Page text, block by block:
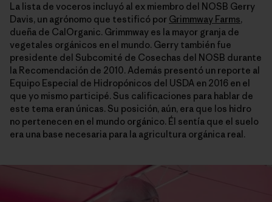
La lista de voceros incluyó al ex miembro del NOSB Gerry
Davis, un agrónomo que testificó por Grimmway Farms,
dueña de CalOrganic. Grimmway es la mayor granja de
vegetales orgánicos en el mundo. Gerry también fue
presidente del Subcomité de Cosechas del NOSB durante
la Recomendación de 2010. Además presentó un reporte al
Equipo Especial de Hidropónicos del USDA en 2016 en el
que yo mismo participé. Sus calificaciones para hablar de
este tema eran únicas. Su posición, aún, era que los hidro
no pertenecen en el mundo orgánico. Él sentía que el suelo
era una base necesaria para la agricultura orgánica real.